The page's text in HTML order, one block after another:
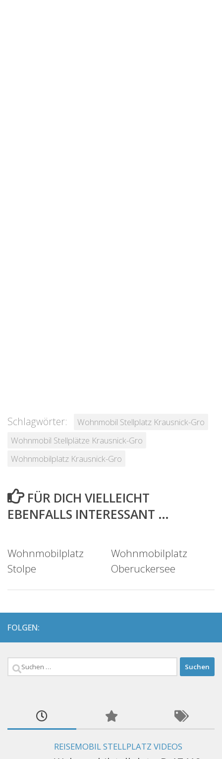
Schlagwörter:
Wohnmobil Stellplatz Krausnick-Gro
Wohnmobil Stellplätze Krausnick-Gro
Wohnmobilplatz Krausnick-Gro
FÜR DICH VIELLEICHT
EBENFALLS INTERESSANT …
Wohnmobilplatz
Stolpe
Wohnmobilplatz
Oberuckersee
FOLGEN:
Suchen
REISEMOBIL STELLPLATZ VIDEOS